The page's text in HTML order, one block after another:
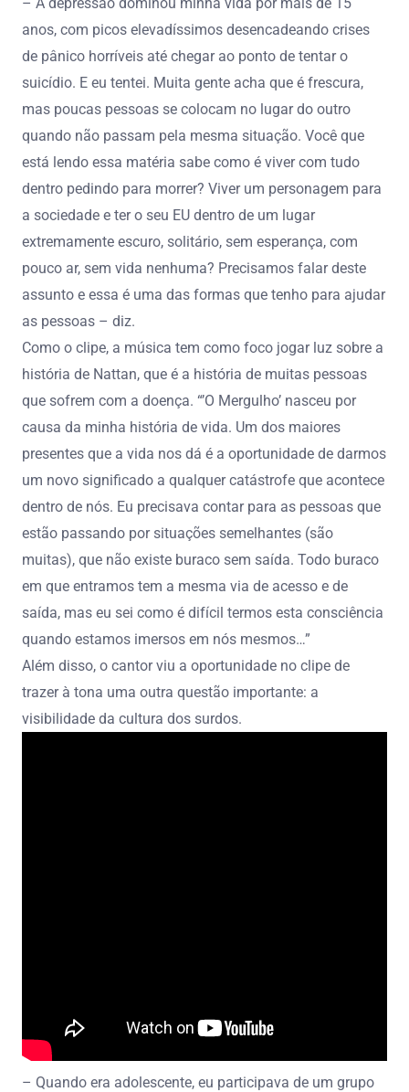
anos, com picos elevadíssimos desencadeando crises
de pânico horríveis até chegar ao ponto de tentar o
suicídio. E eu tentei. Muita gente acha que é frescura,
mas poucas pessoas se colocam no lugar do outro
quando não passam pela mesma situação. Você que
está lendo essa matéria sabe como é viver com tudo
dentro pedindo para morrer? Viver um personagem para
a sociedade e ter o seu EU dentro de um lugar
extremamente escuro, solitário, sem esperança, com
pouco ar, sem vida nenhuma? Precisamos falar deste
assunto e essa é uma das formas que tenho para ajudar
as pessoas – diz.
Como o clipe, a música tem como foco jogar luz sobre a
história de Nattan, que é a história de muitas pessoas
que sofrem com a doença. “’O Mergulho’ nasceu por
causa da minha história de vida. Um dos maiores
presentes que a vida nos dá é a oportunidade de darmos
um novo significado a qualquer catástrofe que acontece
dentro de nós. Eu precisava contar para as pessoas que
estão passando por situações semelhantes (são
muitas), que não existe buraco sem saída. Todo buraco
em que entramos tem a mesma via de acesso e de
saída, mas eu sei como é difícil termos esta consciência
quando estamos imersos em nós mesmos…”
Além disso, o cantor viu a oportunidade no clipe de
trazer à tona uma outra questão importante: a
visibilidade da cultura dos surdos.
– Quando era adolescente, eu participava de um grupo